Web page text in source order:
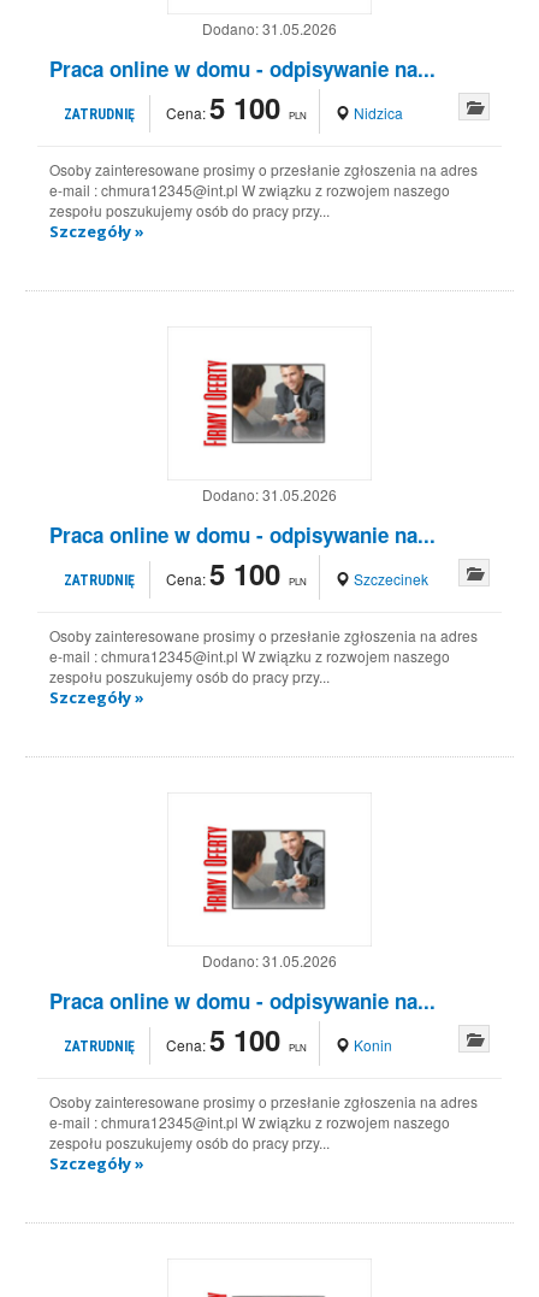
Dodano:31.05.2026
Praca online w domu - odpisywanie na...
ZATRUDNIĘ Cena:5 100 PLN Nidzica
Osoby zainteresowane prosimy o przesłanie zgłoszenia na adres
e-mail : chmura12345@int.pl W związku z rozwojem naszego
zespołu poszukujemy osób do pracy przy...
Szczegóły »
Dodano:31.05.2026
Praca online w domu - odpisywanie na...
ZATRUDNIĘ Cena:5 100 PLN Szczecinek
Osoby zainteresowane prosimy o przesłanie zgłoszenia na adres
e-mail : chmura12345@int.pl W związku z rozwojem naszego
zespołu poszukujemy osób do pracy przy...
Szczegóły »
Dodano:31.05.2026
Praca online w domu - odpisywanie na...
ZATRUDNIĘ Cena:5 100 PLN Konin
Osoby zainteresowane prosimy o przesłanie zgłoszenia na adres
e-mail : chmura12345@int.pl W związku z rozwojem naszego
zespołu poszukujemy osób do pracy przy...
Szczegóły »